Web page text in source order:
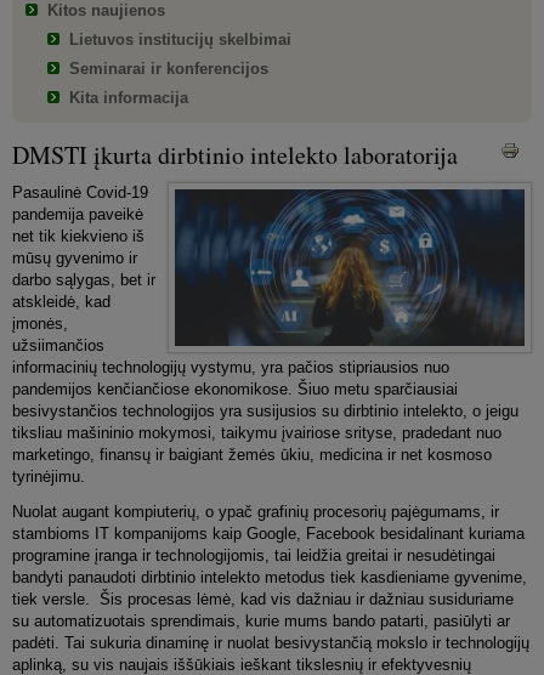
Kitos naujienos
Lietuvos institucijų skelbimai
Seminarai ir konferencijos
Kita informacija
DMSTI įkurta dirbtinio intelekto laboratorija
Pasaulinė Covid-19
pandemija paveikė
net tik kiekvieno iš
mūsų gyvenimo ir
darbo sąlygas, bet ir
atskleidė, kad
įmonės,
užsiimančios
informacinių technologijų vystymu, yra pačios stipriausios nuo
pandemijos kenčiančiose ekonomikose. Šiuo metu sparčiausiai
besivystančios technologijos yra susijusios su dirbtinio intelekto, o jeigu
tiksliau mašininio mokymosi, taikymu įvairiose srityse, pradedant nuo
marketingo, finansų ir baigiant žemės ūkiu, medicina ir net kosmoso
tyrinėjimu.
Nuolat augant kompiuterių, o ypač grafinių procesorių pajėgumams, ir
stambioms IT kompanijoms kaip Google, Facebook besidalinant kuriama
programine įranga ir technologijomis, tai leidžia greitai ir nesudėtingai
bandyti panaudoti dirbtinio intelekto metodus tiek kasdieniame gyvenime,
tiek versle. Šis procesas lėmė, kad vis dažniau ir dažniau susiduriame
su automatizuotais sprendimais, kurie mums bando patarti, pasiūlyti ar
padėti. Tai sukuria dinaminę ir nuolat besivystančią mokslo ir technologijų
aplinką, su vis naujais iššūkiais ieškant tikslesnių ir efektyvesnių